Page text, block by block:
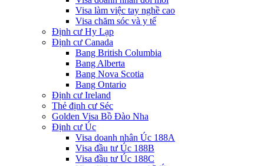
Visa làm việc tay nghề cao
Visa chăm sóc và y tế
Định cư Hy Lạp
Định cư Canada
Bang British Columbia
Bang Alberta
Bang Nova Scotia
Bang Ontario
Định cư Ireland
Thẻ định cư Séc
Golden Visa Bồ Đào Nha
Định cư Úc
Visa doanh nhân Úc 188A
Visa đầu tư Úc 188B
Visa đầu tư Úc 188C